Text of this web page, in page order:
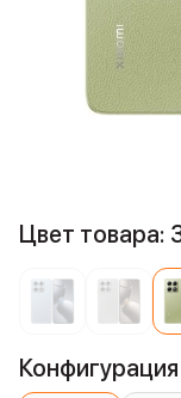
Цвет товара: